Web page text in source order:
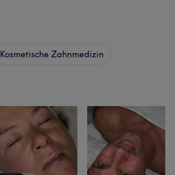
Kosmetische Zahnmedizin